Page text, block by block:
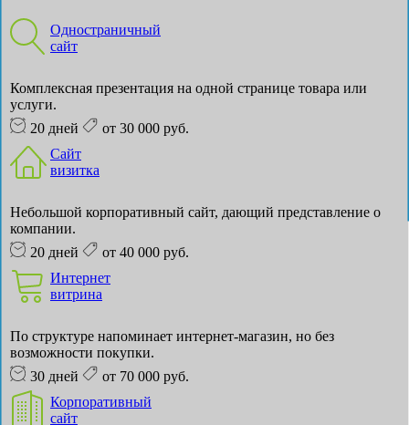
Одностраничный
сайт
Комплексная презентация на одной странице товара или
услуги.
20 дней
от 30 000 руб.
Сайт
визитка
Небольшой корпоративный сайт, дающий представление о
компании.
20 дней
от 40 000 руб.
Интернет
витрина
По структуре напоминает интернет-магазин, но без
возможности покупки.
30 дней
от 70 000 руб.
Корпоративный
сайт